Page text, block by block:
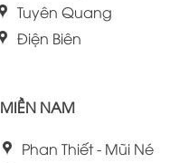
Tuyên Quang
Điện Biên
MIỀN NAM
Phan Thiết - Mũi Né